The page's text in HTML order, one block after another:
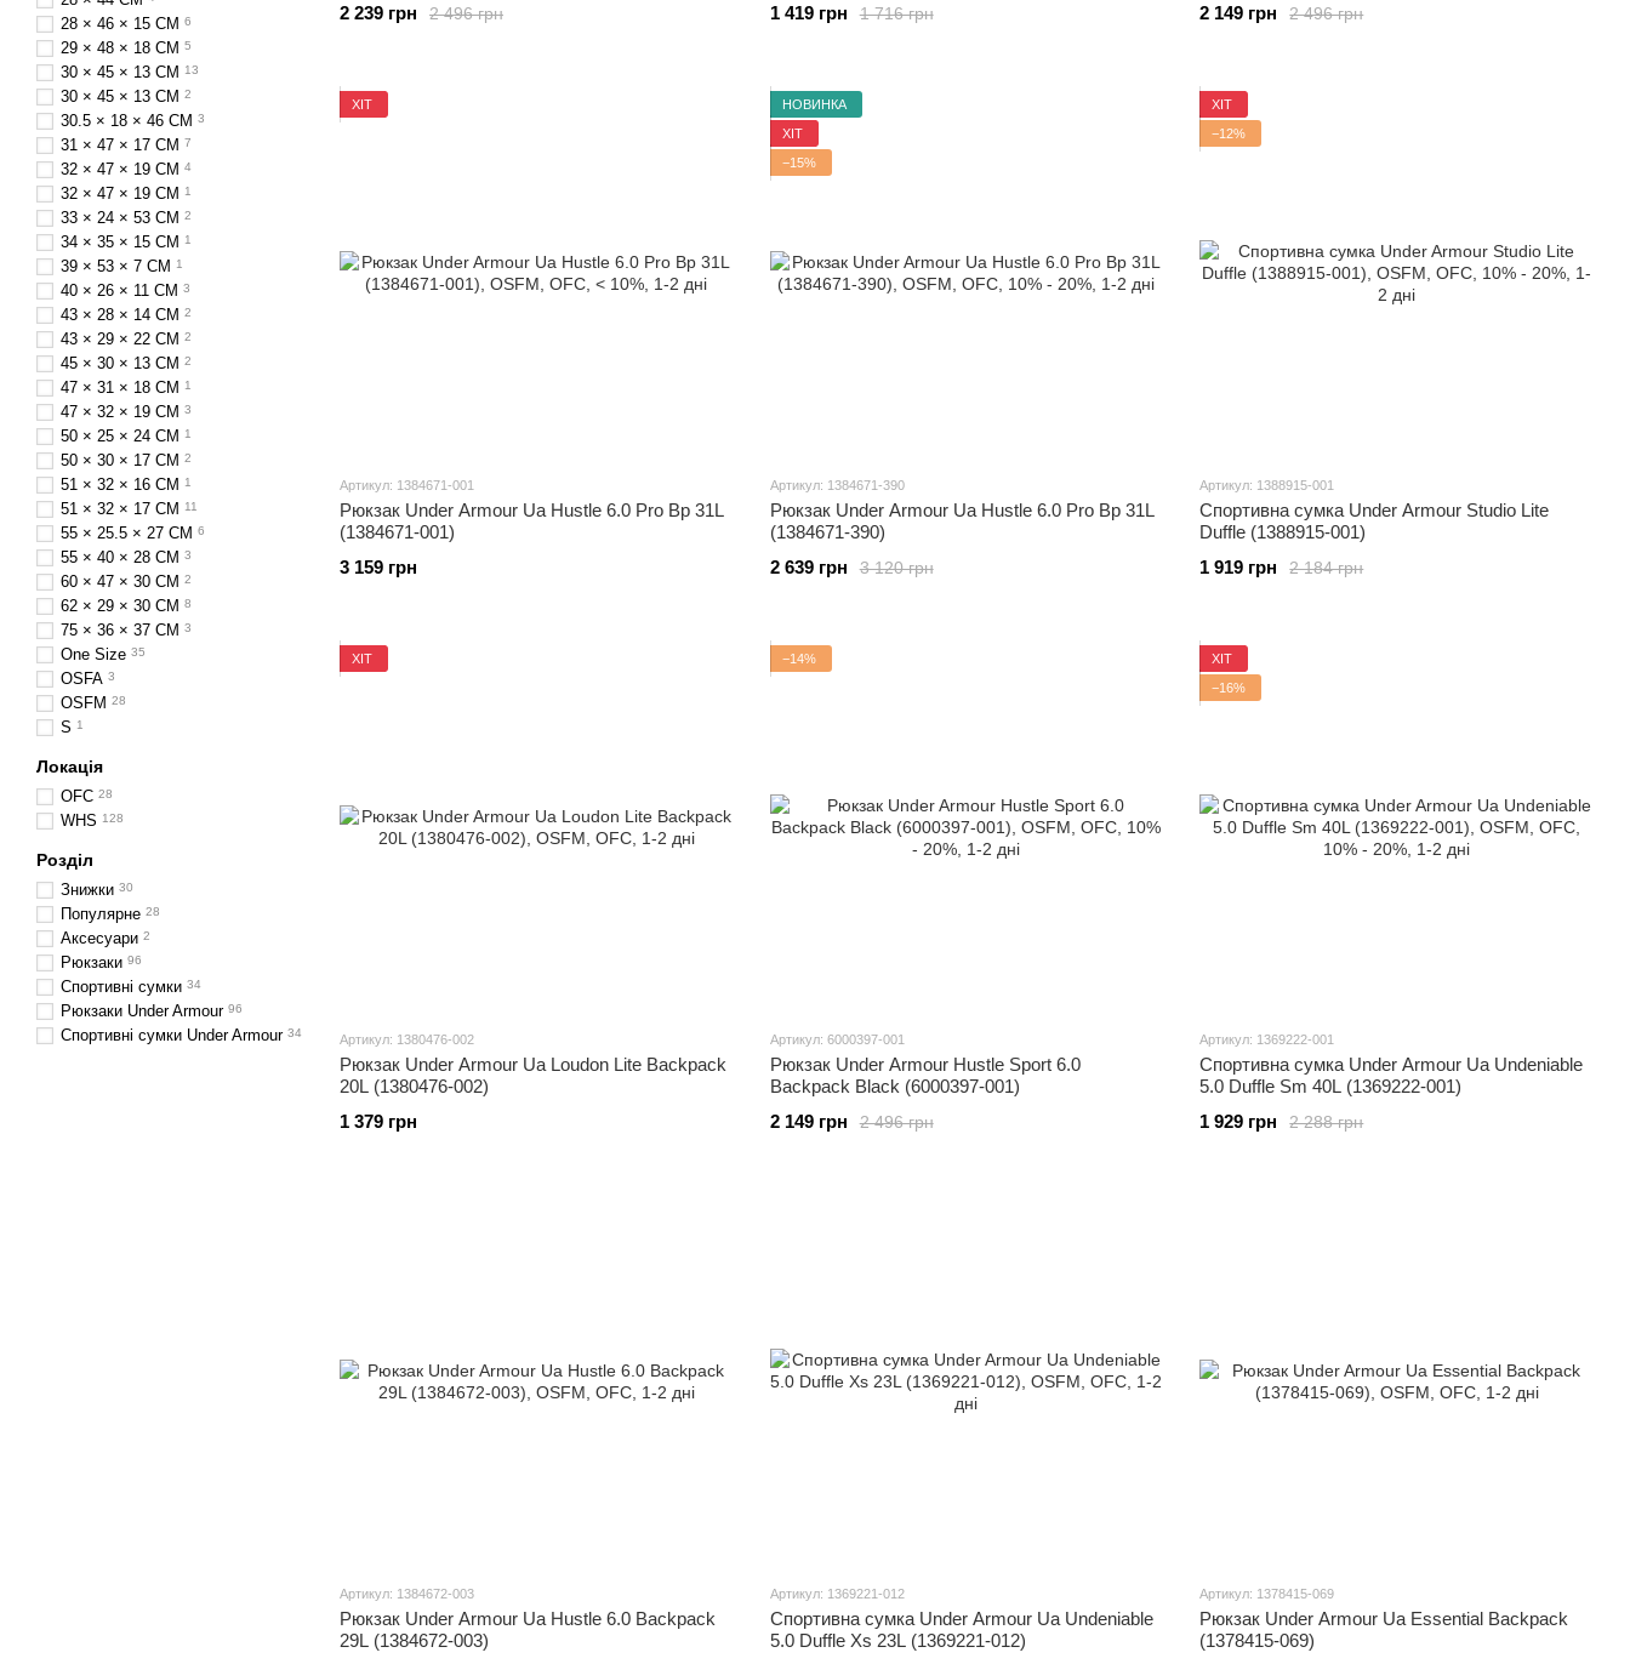
2 496 грн
2 239 грн 1 716 грн
1 419 грн 2 496 грн
2 149 грн
ХІТ
Артикул: 1384671-001
Рюкзак Under Armour Ua Hustle 6.0 Pro Bp 31L
(1384671-001)
3 159 грн
НОВИНКА
ХІТ
−15%
Артикул: 1384671-390
Рюкзак Under Armour Ua Hustle 6.0 Pro Bp 31L
(1384671-390)
3 120 грн
2 639 грн
ХІТ
−12%
Артикул: 1388915-001
Спортивна сумка Under Armour Studio Lite
Duffle (1388915-001)
2 184 грн
1 919 грн
ХІТ
Артикул: 1380476-002
Рюкзак Under Armour Ua Loudon Lite Backpack
20L (1380476-002)
1 379 грн
−14%
Артикул: 6000397-001
Рюкзак Under Armour Hustle Sport 6.0
Backpack Black (6000397-001)
2 496 грн
2 149 грн
ХІТ
−16%
Артикул: 1369222-001
Спортивна сумка Under Armour Ua Undeniable
5.0 Duffle Sm 40L (1369222-001)
2 288 грн
1 929 грн
Артикул: 1384672-003
Рюкзак Under Armour Ua Hustle 6.0 Backpack
29L (1384672-003)
Артикул: 1369221-012
Спортивна сумка Under Armour Ua Undeniable
5.0 Duffle Xs 23L (1369221-012)
Артикул: 1378415-069
Рюкзак Under Armour Ua Essential Backpack
(1378415-069)
28 × 46 × 15 СM 6
29 × 48 × 18 СM 5
30 × 45 × 13 СM 13
30 × 45 × 13 CM 2
30.5 × 18 × 46 СM 3
31 × 47 × 17 СM 7
32 × 47 × 19 СM 4
32 × 47 × 19 CM 1
33 × 24 × 53 СM 2
34 × 35 × 15 СM 1
39 × 53 × 7 СM 1
40 × 26 × 11 СM 3
43 × 28 × 14 СM 2
43 × 29 × 22 CM 2
45 × 30 × 13 СM 2
47 × 31 × 18 СM 1
47 × 32 × 19 СM 3
50 × 25 × 24 CM 1
50 × 30 × 17 СM 2
51 × 32 × 16 СM 1
51 × 32 × 17 СM 11
55 × 25.5 × 27 СM 6
55 × 40 × 28 СM 3
60 × 47 × 30 СM 2
62 × 29 × 30 СM 8
75 × 36 × 37 СM 3
One Size 35
OSFA 3
OSFM 28
S 1
Локація
OFC 28
WHS 128
Розділ
Знижки 30
Популярне 28
Аксесуари 2
Рюкзаки 96
Спортивні сумки 34
Рюкзаки Under Armour 96
Спортивні сумки Under Armour 34